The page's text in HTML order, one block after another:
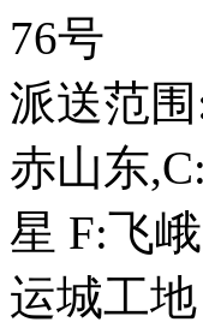
76号
派送范
赤山东
星 F:飞
运城工